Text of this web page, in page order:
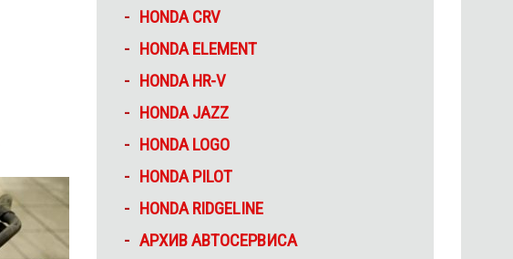
HONDA CRV
HONDA ELEMENT
HONDA HR-V
HONDA JAZZ
HONDA LOGO
HONDA PILOT
HONDA RIDGELINE
АРХИВ АВТОСЕРВИСА